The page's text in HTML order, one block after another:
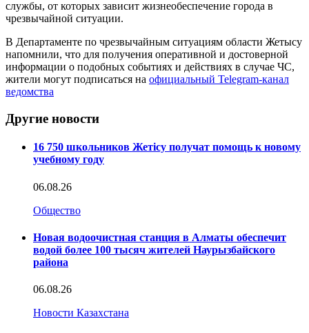
службы, от которых зависит жизнеобеспечение города в
чрезвычайной ситуации.
В Департаменте по чрезвычайным ситуациям области Жетысу
напомнили, что для получения оперативной и достоверной
информации о подобных событиях и действиях в случае ЧС,
жители могут подписаться на официальный Telegram-канал
ведомства
Другие новости
16 750 школьников Жетісу получат помощь к новому
учебному году
06.08.26
Общество
Новая водоочистная станция в Алматы обеспечит
водой более 100 тысяч жителей Наурызбайского
района
06.08.26
Новости Казахстана